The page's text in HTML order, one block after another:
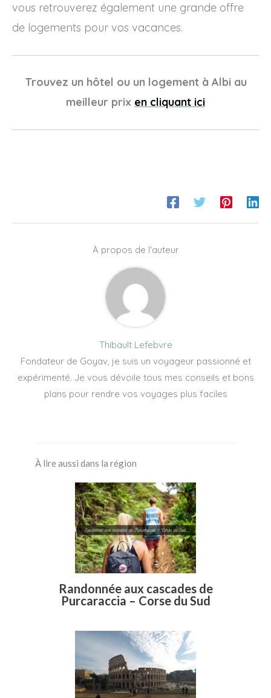
vous retrouverez également une grande offre
de logements pour vos vacances.
Trouvez un hôtel ou un logement à Albi au
meilleur prix en cliquant ici
À propos de l'auteur
Thibault Lefebvre
Fondateur de Goyav, je suis un voyageur passionné et
expérimenté. Je vous dévoile tous mes conseils et bons
plans pour rendre vos voyages plus faciles
À lire aussi dans la région
Randonnée aux cascades de
Purcaraccia – Corse du Sud